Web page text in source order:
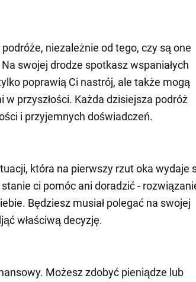
niezależnie od tego, czy są one
swojej drodze spotkasz wspaniałych
poprawią Ci nastrój, ale także mogą
przyszłości. Każda dzisiejsza podróż
i przyjemnych doświadczeń.
która na pierwszy rzut oka wydaje
ci pomóc ani doradzić -
Będziesz musiał polegać na swojej
właściwą decyzję.
Możesz zdobyć pieniądze lub